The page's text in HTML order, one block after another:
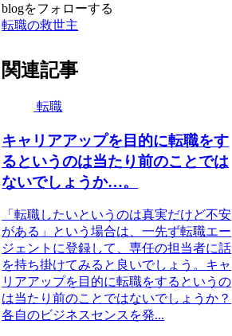
blogをフォローする
転職の救世主
関連記事
転職
キャリアアップを目的に転職をす
るというのは当たり前のことでは
ないでしょうか…。
「転職したいというのは真実だけど不安
がある」という場合は、一先ず転職エー
ジェントに登録して、専任の担当者に話
を持ち掛けてみると良いでしょう。キャ
リアアップを目的に転職をするというの
は当たり前のことではないでしょうか？
各自のビジネスセンスを発...